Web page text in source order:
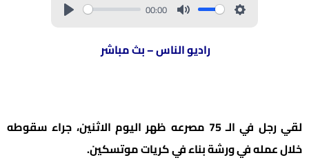
00:00
راديو الناس – بث مباشر
لقي رجل في الـ 75 مصرعه ظهر اليوم الاثنين، جراء سقوطه
خلال عمله في ورشة بناء في كريات موتسكين.